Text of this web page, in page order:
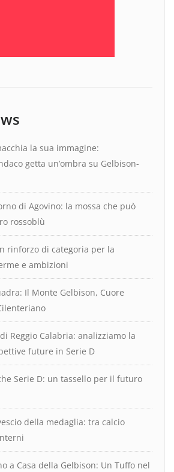
la sua immagine:
getta un’ombra su Gelbison-
di Agovino: la mossa che può
rossoblù
rinforzo di categoria per la
e ambizioni
Il Monte Gelbison, Cuore
Reggio Calabria: analizziamo la
future in Serie D
Serie D: un tassello per il futuro
della medaglia: tra calcio
a Casa della Gelbison: Un Tuffo nel